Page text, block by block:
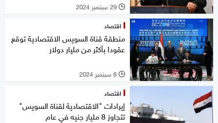
l 29 سبتمبر 2024
اقتصاد
منطقة قناة السويس الاقتصادية توقع
عقودا بأكثر من مليار دولار
l 6 سبتمبر 2024
اقتصاد
إيرادات "الاقتصادية لقناة السويس"
تتجاوز 8 مليار جنيه في عام